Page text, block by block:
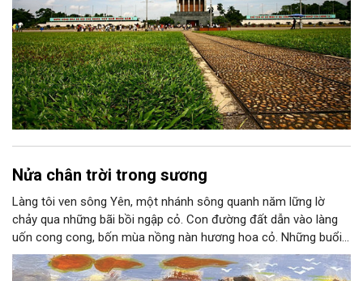
Nửa chân trời trong sương
Làng tôi ven sông Yên, một nhánh sông quanh năm lững lờ
chảy qua những bãi bồi ngập cỏ. Con đường đất dẫn vào làng
uốn cong cong, bốn mùa nồng nàn hương hoa cỏ. Những buổi
hoàng hôn, khi nắng đã dịu xuống phía cuối sông, đám hoa tím
lại thẫm màu như có ai vừa rắc lên một lớp khói.